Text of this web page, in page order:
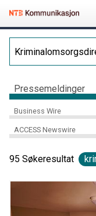
Pressemeldinger
Business Wire
ACCESS Newswire
95 Søkeresultat